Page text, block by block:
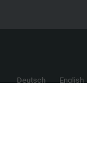
Deutsch English